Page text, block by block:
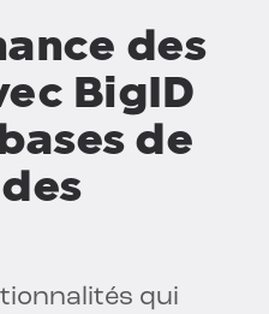
des
BigID
de
qui